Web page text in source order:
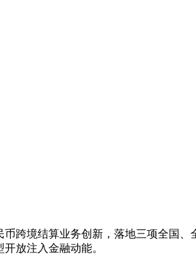
跨境结算业务创新，落地三项全国
放注入金融动能。